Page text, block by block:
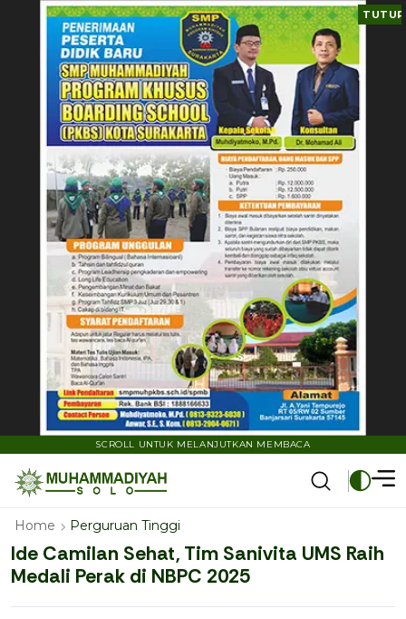
TUTUP
SCROLL UNTUK MELANJUTKAN MEMBACA
Home Perguruan Tinggi
Ide Camilan Sehat, Tim Sanivita UMS Raih
Medali Perak di NBPC 2025